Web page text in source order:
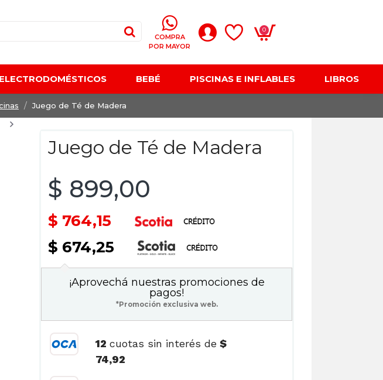
COMPRA
POR MAYOR
0
ELECTRODOMÉSTICOS BEBÉ PISCINAS E INFLABLES LIBROS
Juego de Té de Madera
Juego de Té de Madera
$ 899,00
$ 764,15
$ 674,25
¡Aprovechá nuestras promociones de
pagos!
*Promoción exclusiva web.
12cuotas sin interés de $
74,92